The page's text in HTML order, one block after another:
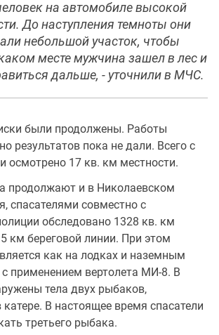
на автомобиле высокой
До наступления темноты они
небольшой участок, чтобы
месте мужчина зашел в лес и
дальше, - уточнили в МЧС.
были продолжены. Работы
результатов пока не дали. Всего с
осмотрено 17 кв. км местности.
продолжают и в Николаевском
спасателями совместно с
обследовано 1328 кв. км
км береговой линии. При этом
как на лодках и наземным
применением вертолета МИ-8. В
тела двух рыбаков,
В настоящее время спасатели
третьего рыбака.